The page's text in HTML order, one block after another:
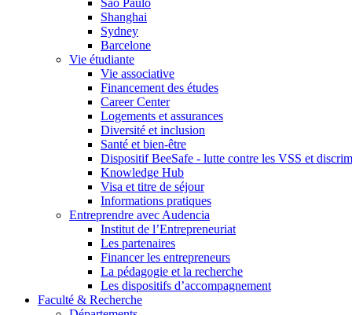
São Paulo
Shanghai
Sydney
Barcelone
Vie étudiante
Vie associative
Financement des études
Career Center
Logements et assurances
Diversité et inclusion
Santé et bien-être
Dispositif BeeSafe - lutte contre les VSS et
Knowledge Hub
Visa et titre de séjour
Informations pratiques
Entreprendre avec Audencia
Institut de l’Entrepreneuriat
Les partenaires
Financer les entrepreneurs
La pédagogie et la recherche
Les dispositifs d’accompagnement
Faculté & Recherche